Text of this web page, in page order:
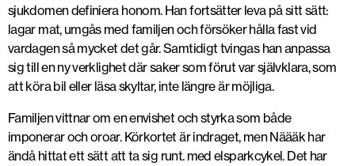
sjukdomen definiera honom. Han fortsätter leva på sitt sätt:
lagar mat, umgås med familjen och försöker hålla fast vid
vardagen så mycket det går. Samtidigt tvingas han anpassa
sig till en ny verklighet där saker som förut var självklara, som
att köra bil eller läsa skyltar, inte längre är möjliga.
Familjen vittnar om en envishet och styrka som både
imponerar och oroar. Körkortet är indraget, men Näääk har
ändå hittat ett sätt att ta sig runt. med elsparkcykel. Det har